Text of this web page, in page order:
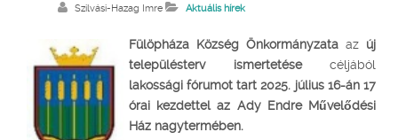
Szilvási-Hazag Imre Aktuális hírek
Fülöpháza Község Önkormányzata az új
településterv ismertetésecéljából
lakossági fórumot tart 2025. július 16-án 17
órai kezdettel az Ady Endre Művelődési
Ház nagytermében.